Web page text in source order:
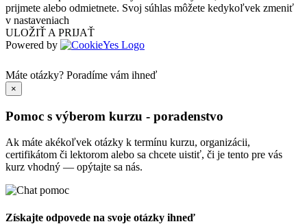
prijmete alebo odmietnete. Svoj súhlas môžete kedykoľvek zmeniť
v nastaveniach
ULOŽIŤ A PRIJAŤ
Powered by
Máte otázky? Poradíme vám ihneď
×
Pomoc s výberom kurzu - poradenstvo
Ak máte akékoľvek otázky k termínu kurzu, organizácii,
certifikátom či lektorom alebo sa chcete uistiť, či je tento pre vás
kurz vhodný — opýtajte sa nás.
Získajte odpovede na svoje otázky ihneď